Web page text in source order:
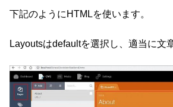
下記のようにHTMLを使います。
Layoutsはdefaultを選択し、適当に文